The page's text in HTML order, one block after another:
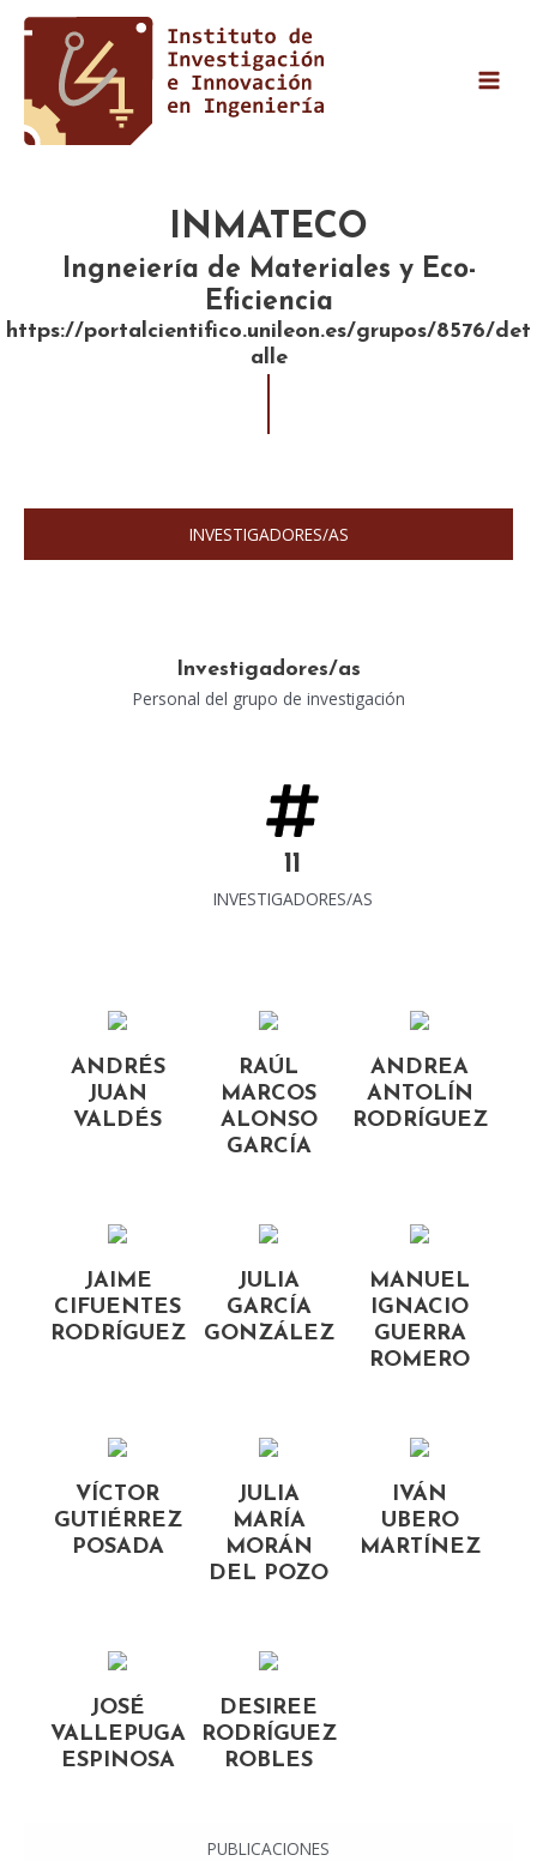
contenido
INMATECO
Ingneiería de Materiales y Eco-
Eficiencia
https://portalcientifico.unileon.es/grupos/8576/det
alle
INVESTIGADORES/AS
PUBLICACIONES
Investigadores/as
Personal del grupo de investigación
11
INVESTIGADORES/AS
ANDRÉS
JUAN
VALDÉS
RAÚL
MARCOS
ALONSO
GARCÍA
ANDREA
ANTOLÍN
RODRÍGUEZ
JAIME
CIFUENTES
RODRÍGUEZ
JULIA
GARCÍA
GONZÁLEZ
MANUEL
IGNACIO
GUERRA
ROMERO
VÍCTOR
GUTIÉRREZ
POSADA
JULIA
MARÍA
MORÁN
DEL POZO
IVÁN
UBERO
MARTÍNEZ
JOSÉ
VALLEPUGA
ESPINOSA
DESIREE
RODRÍGUEZ
ROBLES